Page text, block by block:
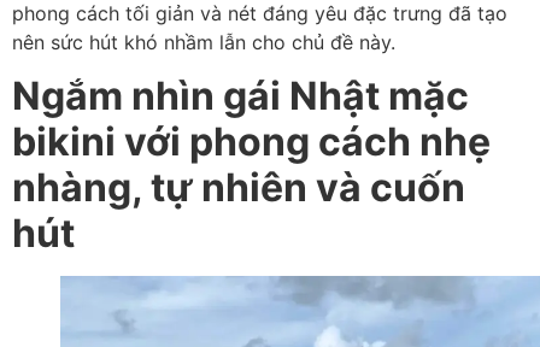
phong cách tối giản và nét đáng yêu đặc trưng đã tạo
nên sức hút khó nhầm lẫn cho chủ đề này.
Ngắm nhìn gái Nhật mặc
bikini với phong cách nhẹ
nhàng, tự nhiên và cuốn
hút